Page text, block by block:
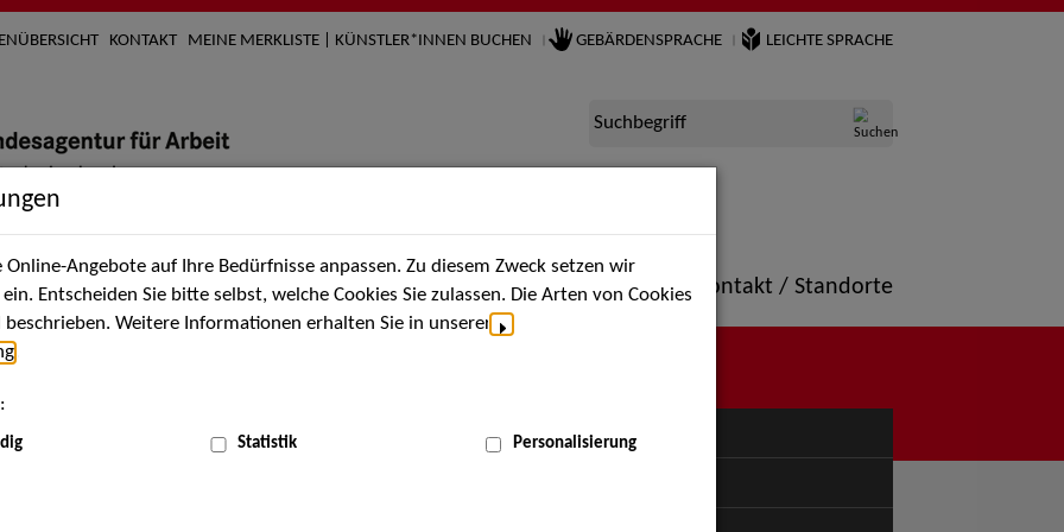
KONTAKT MEINE MERKLISTE | KÜNSTLER*INNEN BUCHEN GEBÄRDENSPRACHE LEICHTE SPRACHE
Suchbegriff
Künstler*innen Über uns Aktuelles Termine Portfolio Kontakt / Standorte
MENÜ
Angebote auf Ihre Bedürfnisse anpassen. Zu diesem Zweck setzen wir
Entscheiden Sie bitte selbst, welche Cookies Sie zulassen. Die Arten von Cookies
Weitere Informationen erhalten Sie in unserer
Statistik Personalisierung